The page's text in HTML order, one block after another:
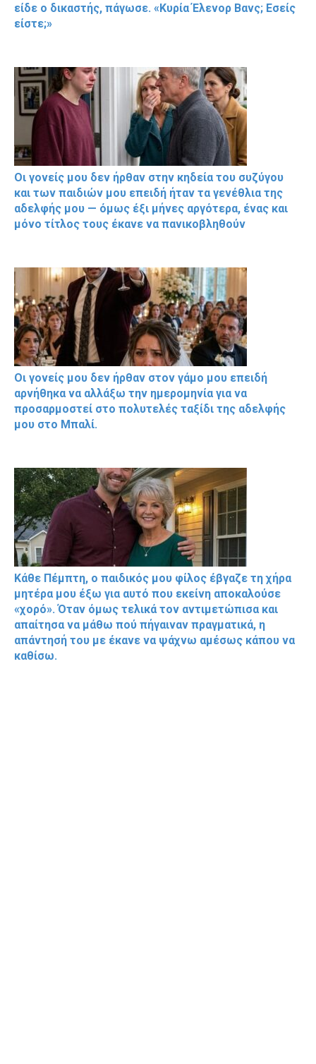
είδε ο δικαστής, πάγωσε. «Κυρία Έλενορ Βανς; Εσείς
είστε;»
Οι γονείς μου δεν ήρθαν στην κηδεία του συζύγου
και των παιδιών μου επειδή ήταν τα γενέθλια της
αδελφής μου — όμως έξι μήνες αργότερα, ένας και
μόνο τίτλος τους έκανε να πανικοβληθούν
Οι γονείς μου δεν ήρθαν στον γάμο μου επειδή
αρνήθηκα να αλλάξω την ημερομηνία για να
προσαρμοστεί στο πολυτελές ταξίδι της αδελφής
μου στο Μπαλί.
Κάθε Πέμπτη, ο παιδικός μου φίλος έβγαζε τη χήρα
μητέρα μου έξω για αυτό που εκείνη αποκαλούσε
«χορό». Όταν όμως τελικά τον αντιμετώπισα και
απαίτησα να μάθω πού πήγαιναν πραγματικά, η
απάντησή του με έκανε να ψάχνω αμέσως κάπου να
καθίσω.